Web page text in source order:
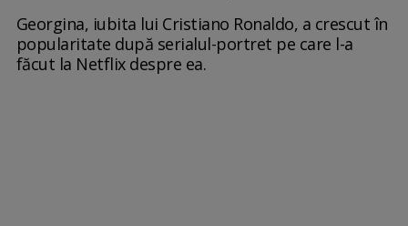
Georgina, iubita lui Cristiano Ronaldo, a crescut în
popularitate după serialul-portret pe care l-a
făcut la Netflix despre ea.